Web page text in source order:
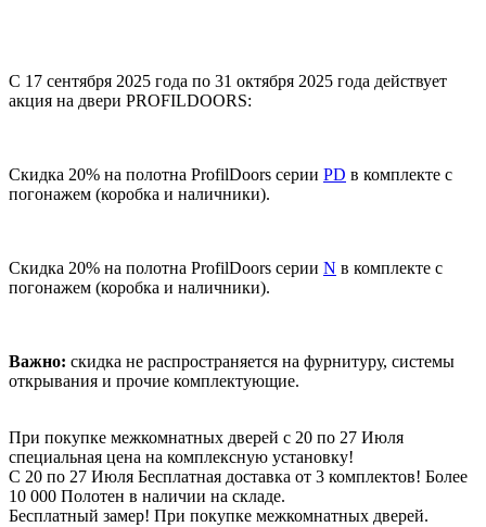
С 17 сентября 2025 года по 31 октября 2025 года действует
акция на двери PROFILDOORS:
Скидка 20% на полотна ProfilDoors серии PD в комплекте с
погонажем (коробка и наличники).
Скидка 20% на полотна ProfilDoors серии N в комплекте с
погонажем (коробка и наличники).
Важно: скидка не распространяется на фурнитуру, системы
открывания и прочие комплектующие.
При покупке межкомнатных дверей c 20 по 27 Июля
специальная цена на комплексную установку!
С 20 по 27 Июля Бесплатная доставка от 3 комплектов! Более
10 000 Полотен в наличии на складе.
Бесплатный замер! При покупке межкомнатных дверей.